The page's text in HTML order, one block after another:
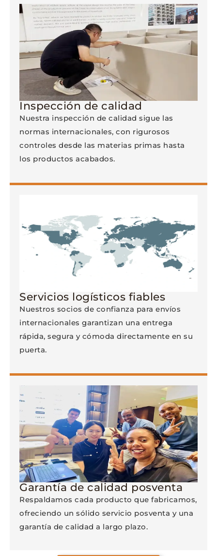
Inspección de calidad
Nuestra inspección de calidad sigue las
normas internacionales, con rigurosos
controles desde las materias primas hasta
los productos acabados.
Servicios logísticos fiables
Nuestros socios de confianza para envíos
internacionales garantizan una entrega
rápida, segura y cómoda directamente en su
puerta.
Garantía de calidad posventa
Respaldamos cada producto que fabricamos,
ofreciendo un sólido servicio posventa y una
garantía de calidad a largo plazo.